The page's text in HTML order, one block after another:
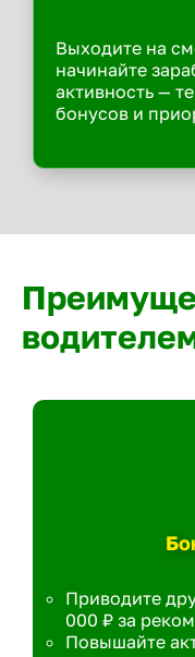
Выходите на
начинайте
активность —
бонусов и
Приводите
000 ₽ за
Повышайте